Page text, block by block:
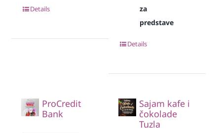
Details
za
predstave
Details
ProCredit
Bank
Sajam kafe i
čokolade
Tuzla